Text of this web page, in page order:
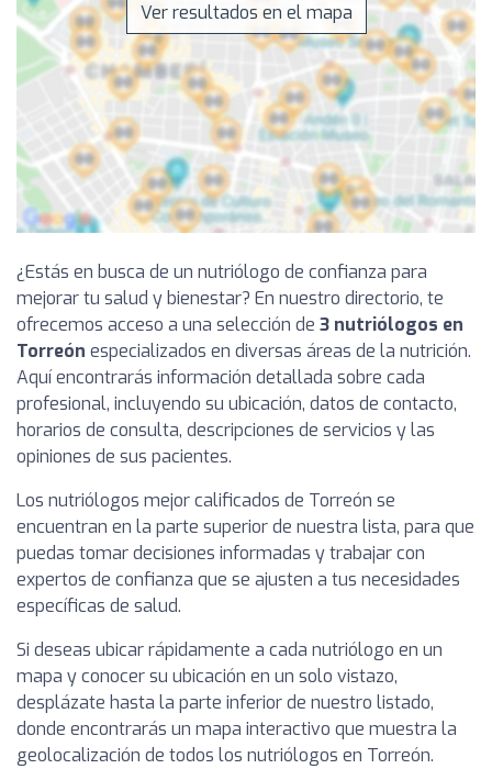
Ver resultados en el mapa
¿Estás en busca de un nutriólogo de confianza para
mejorar tu salud y bienestar? En nuestro directorio, te
ofrecemos acceso a una selección de 3 nutriólogos en
Torreón especializados en diversas áreas de la nutrición.
Aquí encontrarás información detallada sobre cada
profesional, incluyendo su ubicación, datos de contacto,
horarios de consulta, descripciones de servicios y las
opiniones de sus pacientes.
Los nutriólogos mejor calificados de Torreón se
encuentran en la parte superior de nuestra lista, para que
puedas tomar decisiones informadas y trabajar con
expertos de confianza que se ajusten a tus necesidades
específicas de salud.
Si deseas ubicar rápidamente a cada nutriólogo en un
mapa y conocer su ubicación en un solo vistazo,
desplázate hasta la parte inferior de nuestro listado,
donde encontrarás un mapa interactivo que muestra la
geolocalización de todos los nutriólogos en Torreón.